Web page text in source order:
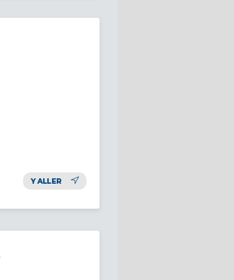
Y ALLER